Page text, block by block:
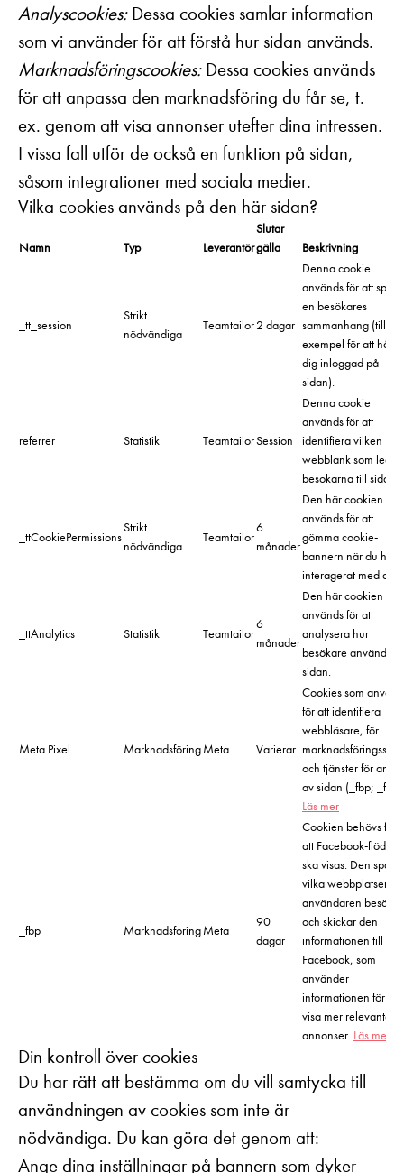
Analyscookies:Dessa cookies samlar information
som vi använder för att förstå hur sidan används.
Marknadsföringscookies:Dessa cookies används
för att anpassa den marknadsföring du får se, t.
ex. genom att visa annonser utefter dina intressen.
I vissa fall utför de också en funktion på sidan,
såsom integrationer med sociala medier.
Vilka cookies används på den här sidan?
Namn Typ Leverantör
Slutar
gälla
Beskrivning
_tt_session
Strikt
nödvändiga
Teamtailor2 dagar
Denna cookie
används för att spara
en besökares
sammanhang (till
exempel för att hålla
dig inloggad på
sidan).
referrer Statistik TeamtailorSession
Denna cookie
används för att
identifiera vilken
webblänk som leder
besökarna till sidan.
_ttCookiePermissions
Strikt
nödvändiga
Teamtailor
6
månader
Den här cookien
används för att
gömma cookie-
bannern när du har
interagerat med den.
_ttAnalytics Statistik Teamtailor
6
månader
Den här cookien
används för att
analysera hur
besökare använder
sidan.
Meta Pixel MarknadsföringMeta Varierar
Cookies som
för att identifiera
webbläsare, för
och tjänster för
av sidan (_fbp; _fbc)
Läs mer
_fbp MarknadsföringMeta
90
dagar
Cookien behövs för
att Facebook-flödet
ska visas. Den spårar
vilka webbplatser
användaren besöker
och skickar den
informationen till
Facebook, som
använder
informationen för att
visa mer relevanta
annonser. Läs mer
Din kontroll över cookies
Du har rätt att bestämma om du vill samtycka till
användningen av cookies som inte är
nödvändiga. Du kan göra det genom att:
Ange dina inställningar på bannern som dyker